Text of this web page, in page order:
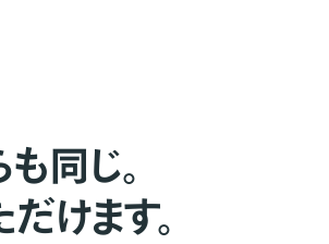
同じ。
けます。